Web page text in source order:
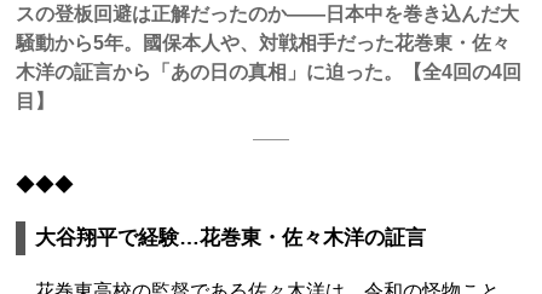
スの登板回避は正解だったのか――日本中を巻き込んだ大
騒動から5年。國保本人や、対戦相手だった花巻東・佐々
木洋の証言から「あの日の真相」に迫った。【全4回の4回
目】
◆◆◆
大谷翔平で経験…花巻東・佐々木洋の証言